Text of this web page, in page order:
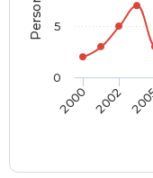
2000 2002
0
5